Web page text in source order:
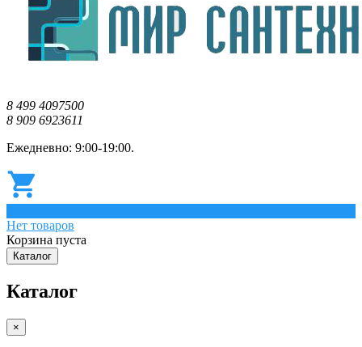
8 499 4097500
8 909 6923611
Ежедневно: 9:00-19:00.
Нет товаров
Корзина пуста
Каталог
Каталог
×